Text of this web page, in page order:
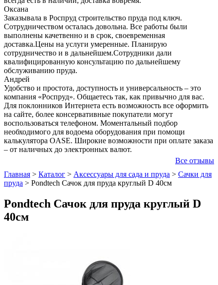
Оксана
Заказывала в Роспруд строительство пруда под ключ.
Сотрудничеством осталась довольна. Все работы были
выполнены качетвенно и в срок, своевременная
доставка.Цены на услуги умеренные. Планирую
сотрудничество и в дальнейшем.Сотрудники дали
квалифицированную консультацию по дальнейшему
обслуживанию пруда.
Андрей
Удобство и простота, доступность и универсальность – это
компания «Роспруд». Общаетесь так, как привычно для вас.
Для поклонников Интернета есть возможность все оформить
на сайте, более консервативные покупатели могут
воспользоваться телефоном. Моментальный подбор
необходимого для водоема оборудования при помощи
калькулятора OASE. Широкие возможности при оплате заказа
– от наличных до электронных валют.
Все отзывы
Главная > Каталог > Аксессуары для сада и пруда > Сачки для
пруда > Pondtech Сачок для пруда круглый D 40см
Pondtech Сачок для пруда круглый D
40см